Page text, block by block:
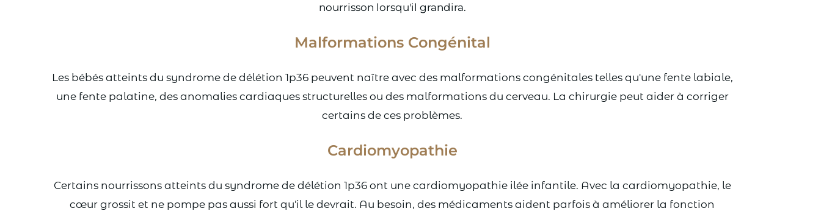
nourrisson lorsqu'il grandira.
Malformations Congénital
Les bébés atteints du syndrome de délétion 1p36 peuvent naître avec des malformations congénitales telles qu'une fente labiale,
une fente palatine, des anomalies cardiaques structurelles ou des malformations du cerveau. La chirurgie peut aider à corriger
certains de ces problèmes.
Cardiomyopathie
Certains nourrissons atteints du syndrome de délétion 1p36 ont une cardiomyopathie ilée infantile. Avec la cardiomyopathie, le
cœur grossit et ne pompe pas aussi fort qu'il le devrait. Au besoin, des médicaments aident parfois à améliorer la fonction